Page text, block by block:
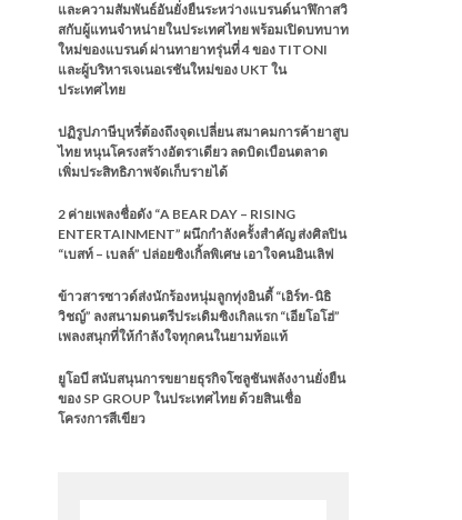
และความสัมพันธ์อันยั่งยืนระหว่างแบรนด์นาฬิกาสวิ
สกับผู้แทนจำหน่ายในประเทศไทย พร้อมเปิดบทบาท
ใหม่ของแบรนด์ ผ่านทายาทรุ่นที่ 4 ของ TITONI
และผู้บริหารเจเนอเรชันใหม่ของ UKT ใน
ประเทศไทย
ปฏิรูปภาษีบุหรี่ต้องถึงจุดเปลี่ยน สมาคมการค้ายาสูบ
ไทย หนุนโครงสร้างอัตราเดียว ลดบิดเบือนตลาด
เพิ่มประสิทธิภาพจัดเก็บรายได้
2 ค่ายเพลงชื่อดัง “A BEAR DAY – RISING
ENTERTAINMENT” ผนึกกำลังครั้งสำคัญ ส่งศิลปิน
“เบสท์ – เบลล์” ปล่อยซิงเกิ้ลพิเศษ เอาใจคนอินเลิฟ
ข้าวสารซาวด์ส่งนักร้องหนุ่มลูกทุ่งอินดี้ “เอิร์ท-นิธิ
วิชญ์” ลงสนามดนตรีประเดิมซิงเกิลแรก “เอียโอโฮ่”
เพลงสนุกที่ให้กำลังใจทุกคนในยามท้อแท้
ยูโอบี สนับสนุนการขยายธุรกิจโซลูชันพลังงานยั่งยืน
ของ SP GROUP ในประเทศไทย ด้วยสินเชื่อ
โครงการสีเขียว